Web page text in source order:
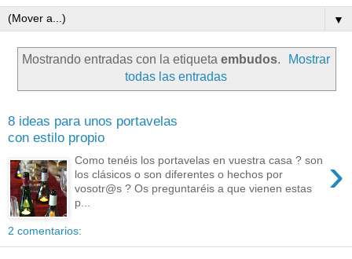
▼
Mostrando entradas con la etiqueta embudos.
Mostrar
todas las entradas
8 ideas para unos portavelas
con estilo propio
›
Como tenéis los portavelas en vuestra casa ? son
los clásicos o son diferentes o hechos por
vosotr@s ? Os preguntaréis a que vienen estas
p...
2 comentarios: